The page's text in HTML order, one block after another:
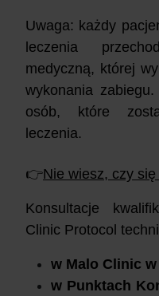
Uwaga: każdy
leczenia
medyczną, której
wykonania
osób, które
leczenia.
👉Nie wiesz, czy
Konsultacje
Clinic Protocol
w Malo Clinic w
w Punktach